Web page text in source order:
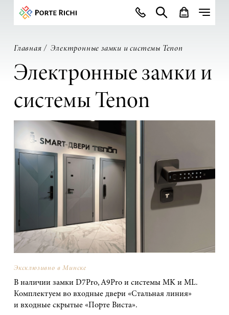
Главная Электронные замки и системы Tenon
Электронные замки и
системы Tenon
Эксклюзивно в Минске
В наличии замки D7Pro, A9Pro и системы MK и ML.
Комплектуем во входные двери «Стальная линия»
и входные скрытые «Порте Виста».